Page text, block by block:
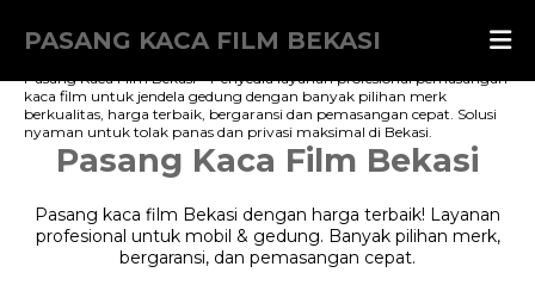
PASANG KACA FILM BEKASI
Pasang Kaca Film Bekasi – Penyedia layanan profesional pemasangan
kaca film untuk jendela gedung dengan banyak pilihan merk
berkualitas, harga terbaik, bergaransi dan pemasangan cepat. Solusi
nyaman untuk tolak panas dan privasi maksimal di Bekasi.
Pasang Kaca Film Bekasi
Pasang kaca film Bekasi dengan harga terbaik! Layanan
profesional untuk mobil & gedung. Banyak pilihan merk,
bergaransi, dan pemasangan cepat.